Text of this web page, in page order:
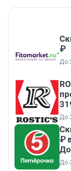
₽
До
До
₽
До